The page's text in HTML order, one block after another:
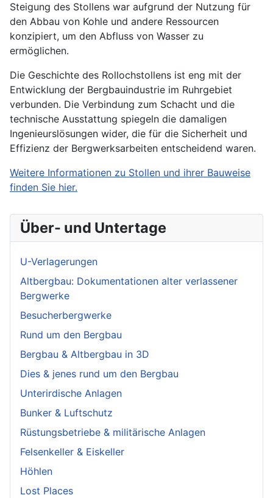
Steigung des Stollens war aufgrund der Nutzung für
den Abbau von Kohle und andere Ressourcen
konzipiert, um den Abfluss von Wasser zu
ermöglichen.
Die Geschichte des Rollochstollens ist eng mit der
Entwicklung der Bergbauindustrie im Ruhrgebiet
verbunden. Die Verbindung zum Schacht und die
technische Ausstattung spiegeln die damaligen
Ingenieurslösungen wider, die für die Sicherheit und
Effizienz der Bergwerksarbeiten entscheidend waren.
Weitere Informationen zu Stollen und ihrer Bauweise
finden Sie hier.
Über- und Untertage
U-Verlagerungen
Altbergbau: Dokumentationen alter verlassener
Bergwerke
Besucherbergwerke
Rund um den Bergbau
Bergbau & Altbergbau in 3D
Dies & jenes rund um den Bergbau
Unterirdische Anlagen
Bunker & Luftschutz
Rüstungsbetriebe & militärische Anlagen
Felsenkeller & Eiskeller
Höhlen
Lost Places